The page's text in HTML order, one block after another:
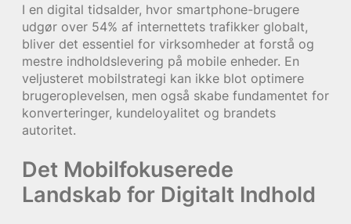
I en digital tidsalder, hvor smartphone-brugere
udgør over 54% af internettets trafikker globalt,
bliver det essentiel for virksomheder at forstå og
mestre indholdslevering på mobile enheder. En
veljusteret mobilstrategi kan ikke blot optimere
brugeroplevelsen, men også skabe fundamentet for
konverteringer, kundeloyalitet og brandets
autoritet.
Det Mobilfokuserede
Landskab for Digitalt Indhold